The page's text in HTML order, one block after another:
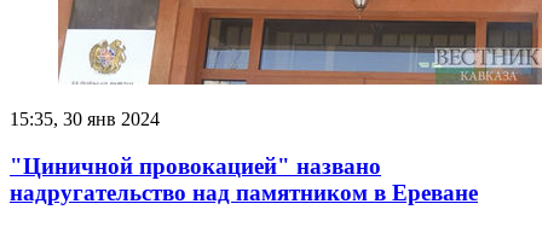
15:35, 30 янв 2024
"Циничной провокацией" названо
надругательство над памятником в Ереване